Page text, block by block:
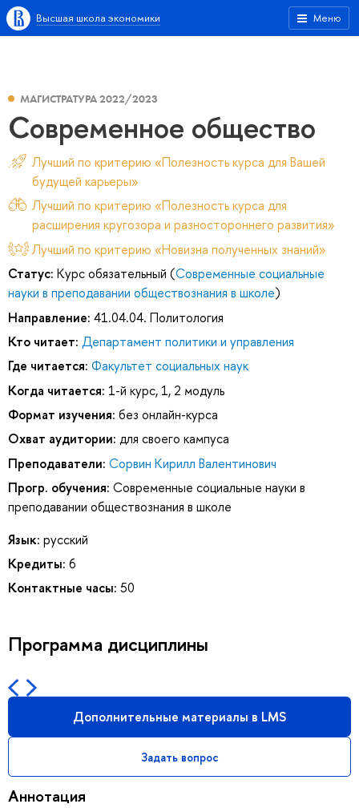
Меню
Высшая школа экономики
МАГИСТРАТУРА 2022/2023
Современное общество
Лучший по критерию «Полезность курса для Вашей
будущей карьеры»
Лучший по критерию «Полезность курса для
расширения кругозора и разностороннего развития»
Лучший по критерию «Новизна полученных знаний»
Статус: Курс обязательный (Современные социальные
науки в преподавании обществознания в школе)
Направление: 41.04.04. Политология
Кто читает: Департамент политики и управления
Где читается: Факультет социальных наук
Когда читается: 1-й курс, 1, 2 модуль
Формат изучения: без онлайн-курса
Охват аудитории: для своего кампуса
Преподаватели: Сорвин Кирилл Валентинович
Прогр. обучения: Современные социальные науки в
преподавании обществознания в школе
Язык: русский
Кредиты: 6
Контактные часы: 50
Программа дисциплины
Дополнительные материалы в LMS
Задать вопрос
Аннотация